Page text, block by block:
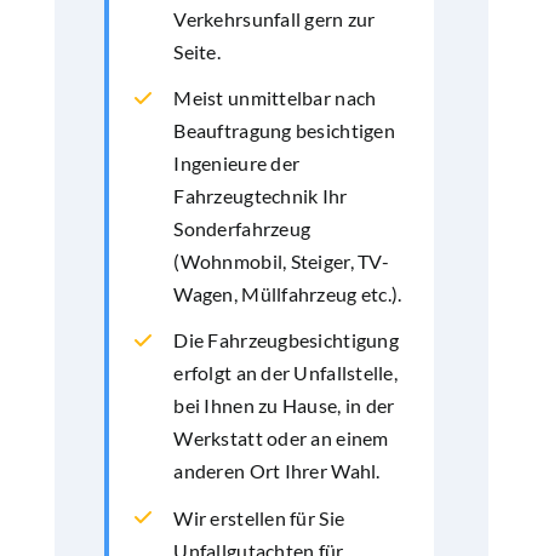
Verkehrsunfall gern zur
Seite.
Meist unmittelbar nach
Beauftragung besichtigen
Ingenieure der
Fahrzeugtechnik Ihr
Sonderfahrzeug
(Wohnmobil, Steiger, TV-
Wagen, Müllfahrzeug etc.).
Die Fahrzeugbesichtigung
erfolgt an der Unfallstelle,
bei Ihnen zu Hause, in der
Werkstatt oder an einem
anderen Ort Ihrer Wahl.
Wir erstellen für Sie
Unfallgutachten für